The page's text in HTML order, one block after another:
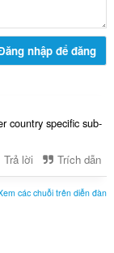
nhập để đăng
country specific sub-
Trả lời Trích dẫn
các chuỗi trên diễn đàn